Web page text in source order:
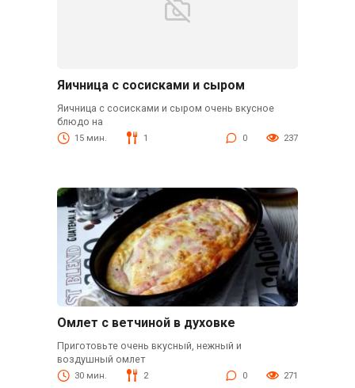
Яичница с сосисками и сыром
Яичница с сосисками и сыром очень вкусное
блюдо на
15 мин. 1 0 237
Омлет с ветчиной в духовке
Приготовьте очень вкусный, нежный и
воздушный омлет
30 мин. 2 0 271